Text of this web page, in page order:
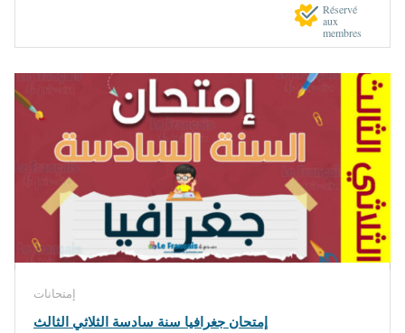
Réservé
aux
membres
إمتحانات
إمتحان جغرافيا سنة سادسة الثلاثي الثالث